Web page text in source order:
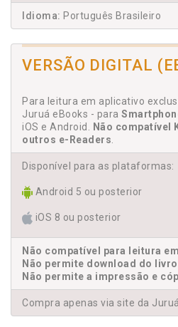
Idioma: Português Brasileiro
VERSÃO DIGITAL
Para leitura em aplicativo
Juruá eBooks - para
iOS e Android.
Não compatível
outros e-Readers
Disponível para as plataformas:
Android 5 ou posterior
iOS 8 ou posterior
Não compatível para leitura
Não permite download do
Não permite a impressão e
Compra apenas via site da